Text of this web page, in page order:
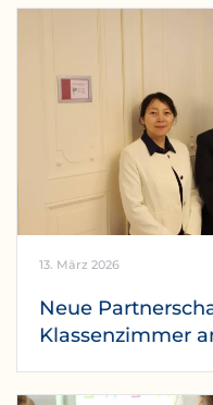
13. März 2026
Neue
Klassenzimmer